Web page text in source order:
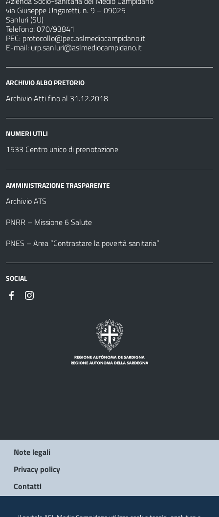
via Giuseppe Ungaretti, n. 9 – 09025
Sanluri (SU)
Telefono: 070/93841
PEC: protocollo@pec.aslmediocampidano.it
E-mail: urp.sanluri@aslmediocampidano.it
ARCHIVIO ALBO PRETORIO
Archivio Atti fino al 31.12.2018
NUMERI UTILI
1533 Centro unico di prenotazione
AMMINISTRAZIONE TRASPARENTE
Archivio ATS
PNRR – Missione 6 Salute
PNES – Area “Contrastare la povertà sanitaria”
SOCIAL
Note legali
Privacy policy
Contatti